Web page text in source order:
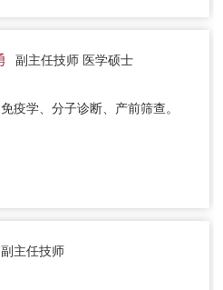
副主任技师 医学硕士
免疫学、分子诊断、产前筛查。
副主任技师